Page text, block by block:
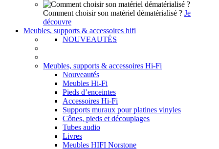
Comment choisir son matériel dématérialisé ? Je
découvre
Meubles, supports & accessoires hifi
NOUVEAUTÉS
Meubles, supports & accessoires Hi-Fi
Nouveautés
Meubles Hi-Fi
Pieds d’enceintes
Accessoires Hi-Fi
Supports muraux pour platines vinyles
Cônes, pieds et découplages
Tubes audio
Livres
Meubles HIFI Norstone